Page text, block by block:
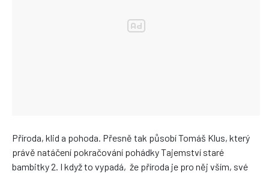
Příroda, klid a pohoda. Přesně tak působí Tomáš Klus, který
právě natáčení pokračování pohádky Tajemství staré
bambitky 2. I když to vypadá, že příroda je pro něj vším, své